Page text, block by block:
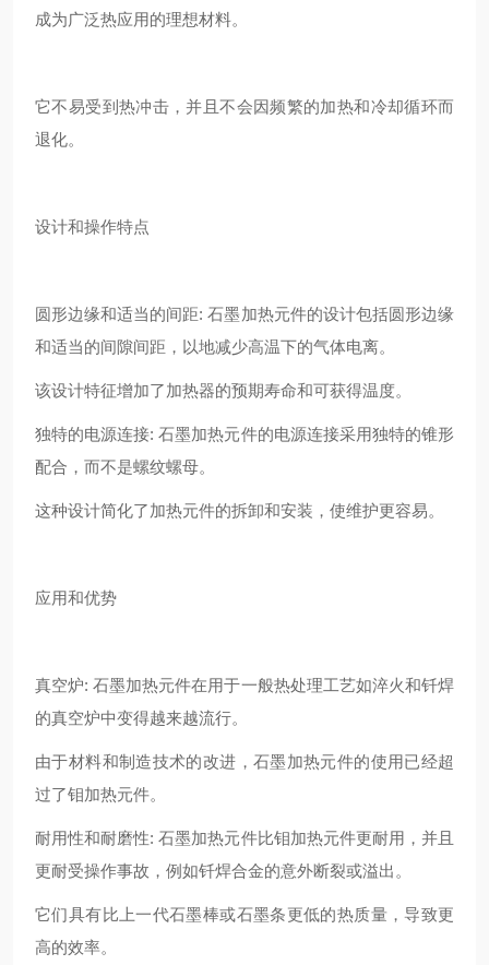
成为广泛热应用的理想材料。
它不易受到热冲击，并且不会因频繁的加热和冷却循环而
退化。
设计和操作特点
圆形边缘和适当的间距: 石墨加热元件的设计包括圆形边缘
和适当的间隙间距，以地减少高温下的气体电离。
该设计特征增加了加热器的预期寿命和可获得温度。
独特的电源连接: 石墨加热元件的电源连接采用独特的锥形
配合，而不是螺纹螺母。
这种设计简化了加热元件的拆卸和安装，使维护更容易。
应用和优势
真空炉: 石墨加热元件在用于一般热处理工艺如淬火和钎焊
的真空炉中变得越来越流行。
由于材料和制造技术的改进，石墨加热元件的使用已经超
过了钼加热元件。
耐用性和耐磨性: 石墨加热元件比钼加热元件更耐用，并且
更耐受操作事故，例如钎焊合金的意外断裂或溢出。
它们具有比上一代石墨棒或石墨条更低的热质量，导致更
高的效率。